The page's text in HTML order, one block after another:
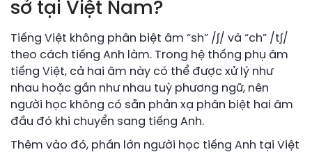
sở tại Việt Nam?
Tiếng Việt không phân biệt âm “sh” /ʃ/ và “ch” /tʃ/
theo cách tiếng Anh làm. Trong hệ thống phụ âm
tiếng Việt, cả hai âm này có thể được xử lý như
nhau hoặc gần như nhau tuỳ phương ngữ, nên
người học không có sẵn phản xạ phân biệt hai âm
đầu đó khi chuyển sang tiếng Anh.
Thêm vào đó, phần lớn người học tiếng Anh tại Việt